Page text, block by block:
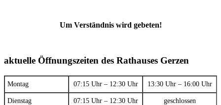
Um Verständnis wird gebeten!
aktuelle Öffnungszeiten des Rathauses Gerzen
Montag 07:15 Uhr – 12:30 Uhr 13:30 Uhr – 16:00 Uhr
Dienstag 07:15 Uhr – 12:30 Uhr geschlossen